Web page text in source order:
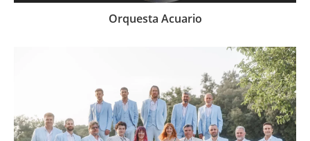
Orquesta Acuario